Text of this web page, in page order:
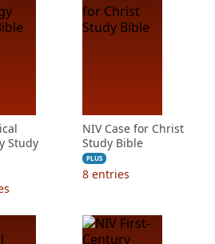
Study
NIV Case for Christ
Study Bible
PLUS
8 entries